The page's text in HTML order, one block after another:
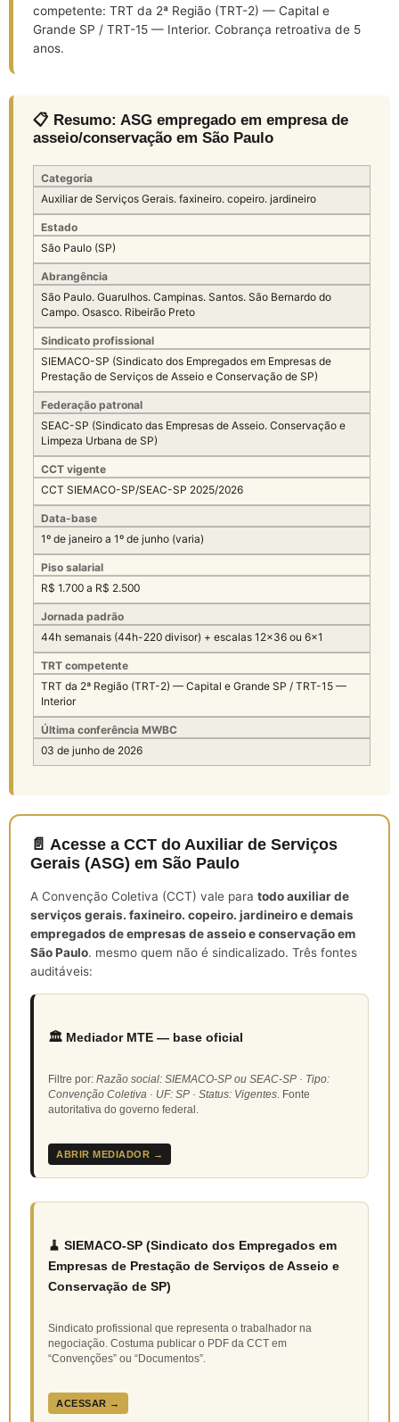
competente: TRT da 2ª Região (TRT-2) — Capital e
Grande SP / TRT-15 — Interior. Cobrança retroativa de 5
anos.
📋 Resumo: ASG empregado em empresa de
asseio/conservação em São Paulo
Categoria
Auxiliar de Serviços Gerais. faxineiro. copeiro. jardineiro
Estado
São Paulo (SP)
Abrangência
São Paulo. Guarulhos. Campinas. Santos. São Bernardo do
Campo. Osasco. Ribeirão Preto
Sindicato profissional
SIEMACO-SP (Sindicato dos Empregados em Empresas de
Prestação de Serviços de Asseio e Conservação de SP)
Federação patronal
SEAC-SP (Sindicato das Empresas de Asseio. Conservação e
Limpeza Urbana de SP)
CCT vigente
CCT SIEMACO-SP/SEAC-SP 2025/2026
Data-base
1º de janeiro a 1º de junho (varia)
Piso salarial
R$ 1.700 a R$ 2.500
Jornada padrão
44h semanais (44h-220 divisor) + escalas 12×36 ou 6×1
TRT competente
TRT da 2ª Região (TRT-2) — Capital e Grande SP / TRT-15 —
Interior
Última conferência MWBC
03 de junho de 2026
📄 Acesse a CCT do Auxiliar de Serviços
Gerais (ASG) em São Paulo
A Convenção Coletiva (CCT) vale para todo auxiliar de
serviços gerais. faxineiro. copeiro. jardineiro e demais
empregados de empresas de asseio e conservação em
São Paulo. mesmo quem não é sindicalizado. Três fontes
auditáveis:
🏛️ Mediador MTE — base oficial
Filtre por: Razão social: SIEMACO-SP ou SEAC-SP · Tipo:
Convenção Coletiva · UF: SP · Status: Vigentes. Fonte
autoritativa do governo federal.
ABRIR MEDIADOR →
🧹 SIEMACO-SP (Sindicato dos Empregados em
Empresas de Prestação de Serviços de Asseio e
Conservação de SP)
Sindicato profissional que representa o trabalhador na
negociação. Costuma publicar o PDF da CCT em
“Convenções” ou “Documentos”.
ACESSAR →